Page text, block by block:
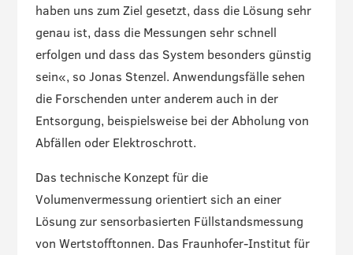
haben uns zum Ziel gesetzt, dass die Lösung sehr
genau ist, dass die Messungen sehr schnell
erfolgen und dass das System besonders günstig
sein«, so Jonas Stenzel. Anwendungsfälle sehen
die Forschenden unter anderem auch in der
Entsorgung, beispielsweise bei der Abholung von
Abfällen oder Elektroschrott.
Das technische Konzept für die
Volumenvermessung orientiert sich an einer
Lösung zur sensorbasierten Füllstandsmessung
von Wertstofftonnen. Das Fraunhofer-Institut für